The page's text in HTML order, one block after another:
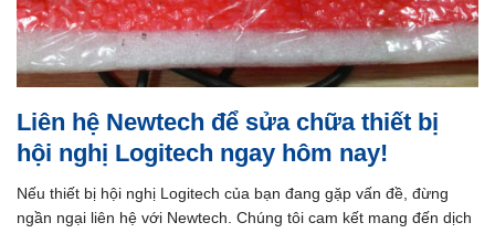
Liên hệ Newtech để sửa chữa thiết bị
hội nghị Logitech ngay hôm nay!
Nếu thiết bị hội nghị Logitech của bạn đang gặp vấn đề, đừng
ngần ngại liên hệ với Newtech. Chúng tôi cam kết mang đến dịch